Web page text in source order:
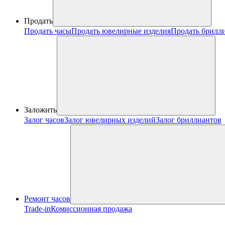
Продать
Продать часыПродать ювелирные изделияПродать
Заложить
Залог часовЗалог ювелирных изделийЗалог бриллиантов
Ремонт часов
Trade-inКомиссионная продажа